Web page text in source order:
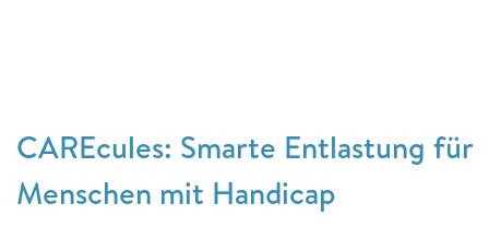
CAREcules: Smarte Entlastung für
Menschen mit Handicap